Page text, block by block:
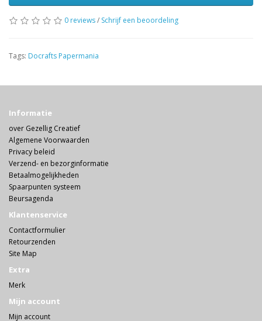
0 reviews/ Schrijf een beoordeling
Tags: Docrafts Papermania
Informatie
over Gezellig Creatief
Algemene Voorwaarden
Privacy beleid
Verzend- en bezorginformatie
Betaalmogelijkheden
Spaarpunten systeem
Beursagenda
Klantenservice
Contactformulier
Retourzenden
Site Map
Extra
Merk
Mijn account
Mijn account